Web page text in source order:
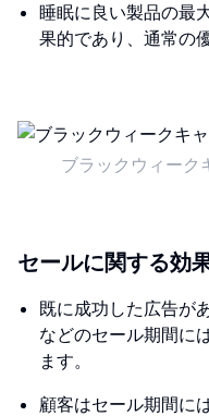
睡眠に良い製品の最
果的であり、通常の
ブラックウィーク
セールに関する効
既に成功した広告が
などのセール期間に
ます。
顧客はセール期間に